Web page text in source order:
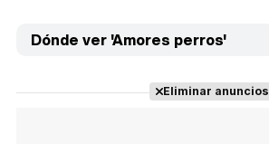
Dónde ver 'Amores perros'
Eliminar anuncios